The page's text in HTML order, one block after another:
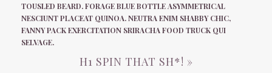
TOUSLED BEARD. FORAGE BLUE BOTTLE ASYMMETRICAL
NESCIUNT PLACEAT QUINOA. NEUTRA ENIM SHABBY CHIC,
FANNY PACK EXERCITATION SRIRACHA FOOD TRUCK QUI
SELVAGE.
H1 SPIN THAT SH*! »